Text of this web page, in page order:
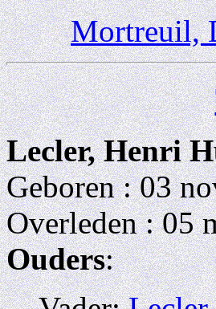
Mortreuil,
Lecler, Henri
Geboren : 03
Overleden : 05
Ouders: